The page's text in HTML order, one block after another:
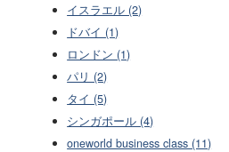
イスラエル (2)
ドバイ (1)
ロンドン (1)
パリ (2)
タイ (5)
シンガポール (4)
oneworld business class (11)